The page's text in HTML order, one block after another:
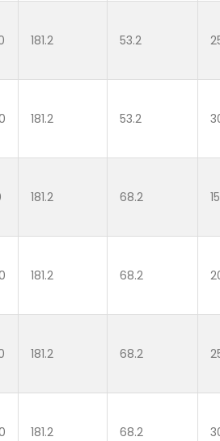
181.2 53.2
181.2 53.2
181.2 68.2
181.2 68.2
181.2 68.2
181.2 68.2